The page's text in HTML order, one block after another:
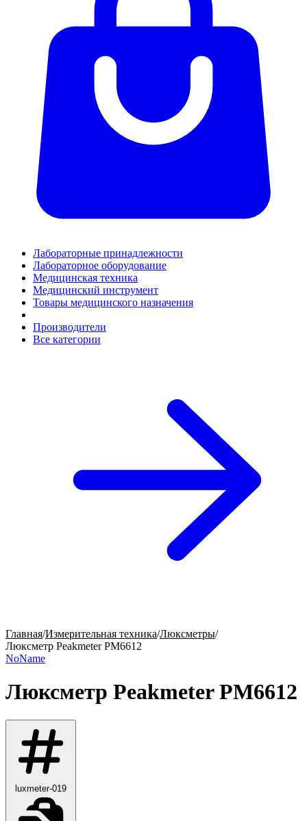
Лабораторные принадлежности
Лабораторное оборудование
Медицинская техника
Медицинский инструмент
Товары медицинского назначения
Производители
Все категории
Главная/Измерительная техника/Люксметры/
Люксметр Peakmeter PM6612
NoName
Люксметр Peakmeter PM6612
luxmeter-019